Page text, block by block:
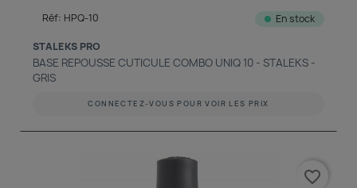
Réf: HPQ-10 En stock
STALEKS PRO
BASE REPOUSSE CUTICULE COMBO UNIQ 10 - STALEKS -
GRIS
CONNECTEZ-VOUS POUR VOIR LES PRIX
favorite_border